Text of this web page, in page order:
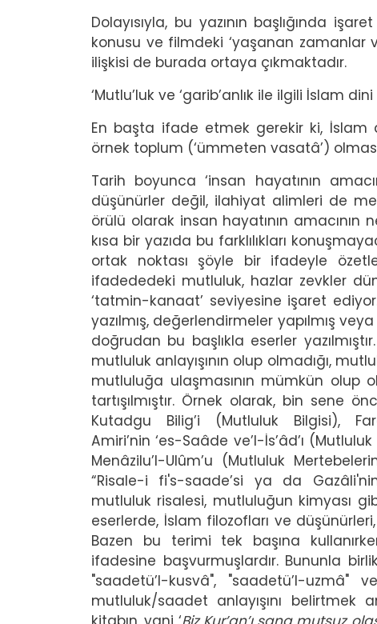
Dolayısıyla, bu yazının başlığında
konusu ve filmdeki ‘yaşanan zamanlar
ilişkisi de burada ortaya çıkmaktadır.
‘Mutlu’luk ve ‘garib’anlık ile ilgili İslam
En başta ifade etmek gerekir ki, İslam
örnek toplum (‘ümmeten vasatâ’)
Tarih boyunca ‘insan hayatının
düşünürler değil, ilahiyat alimleri de
örülü olarak insan hayatının
kısa bir yazıda bu farklılıkları
ortak noktası şöyle bir ifadeyle
ifadededeki mutluluk, hazlar zevkler
‘tatmin-kanaat’ seviyesine işaret
yazılmış, değerlendirmeler yapılmış
doğrudan bu başlıkla eserler
mutluluk anlayışının olup olmadığı,
mutluluğa ulaşmasının mümkün olup
tartışılmıştır. Örnek olarak, bin sene
Kutadgu Bilig’i (Mutluluk Bilgisi),
Amiri’nin ‘es-Saâde ve’l-İs’âd’ı
Menâzilu’l-Ulûm’u (Mutluluk
“Risale-i fi's-saade’si ya da
mutluluk risalesi, mutluluğun kimyası
eserlerde, İslam filozofları ve
Bazen bu terimi tek başına
ifadesine başvurmuşlardır. Bununla
"saadetü’l-kusvâ", "saadetü’l-
mutluluk/saadet anlayışını